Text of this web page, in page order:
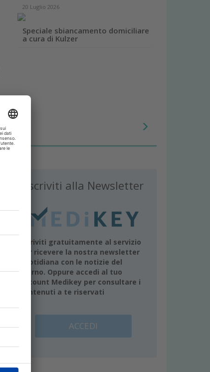
20 Luglio 2026
Speciale sbiancamento domiciliare
a cura di Kulzer
Iscriviti alla Newsletter
Iscriviti gratuitamente al servizio
per ricevere la nostra newsletter
quotidiana con le notizie del
giorno. Oppure accedi al tuo
account Medikey per consultare i
contenuti a te riservati
ACCEDI